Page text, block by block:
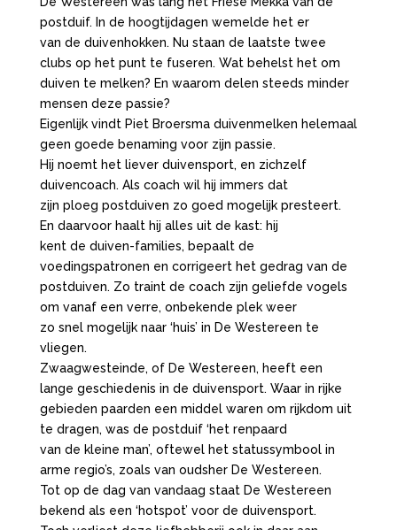
postduif. In de hoogtijdagen wemelde het er
van de duivenhokken. Nu staan de laatste twee
clubs op het punt te fuseren. Wat behelst het om
duiven te melken? En waarom delen steeds minder
mensen deze passie?
Eigenlijk vindt Piet Broersma duivenmelken helemaal
geen goede benaming voor zijn passie.
Hij noemt het liever duivensport, en zichzelf
duivencoach. Als coach wil hij immers dat
zijn ploeg postduiven zo goed mogelijk presteert.
En daarvoor haalt hij alles uit de kast: hij
kent de duiven-families, bepaalt de
voedingspatronen en corrigeert het gedrag van de
postduiven. Zo traint de coach zijn geliefde vogels
om vanaf een verre, onbekende plek weer
zo snel mogelijk naar ‘huis’ in De Westereen te
vliegen.
Zwaagwesteinde, of De Westereen, heeft een
lange geschiedenis in de duivensport. Waar in rijke
gebieden paarden een middel waren om rijkdom uit
te dragen, was de postduif ‘het renpaard
van de kleine man’, oftewel het statussymbool in
arme regio’s, zoals van oudsher De Westereen.
Tot op de dag van vandaag staat De Westereen
bekend als een ‘hotspot’ voor de duivensport.